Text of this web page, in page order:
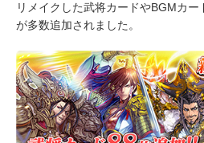
リメイクした武将カードやBGMカ
が多数追加されました。